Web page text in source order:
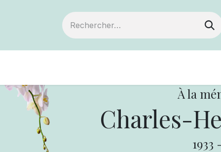
À la
Charles-
1933